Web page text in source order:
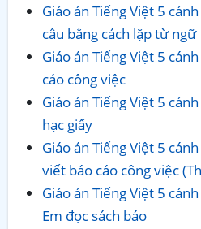
Giáo án Tiếng Việt 5
câu bằng cách lặp từ ngữ
Giáo án Tiếng Việt 5
cáo công việc
Giáo án Tiếng Việt 5
hạc giấy
Giáo án Tiếng Việt 5
viết báo cáo công việc
Giáo án Tiếng Việt 5
Em đọc sách báo